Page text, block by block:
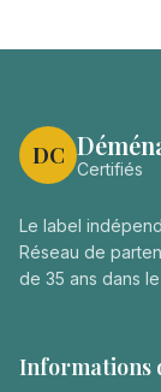
DC Certifiés
Le label
Réseau de
de 35 ans dans
Informations